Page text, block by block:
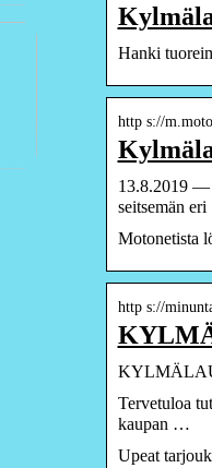
Hanki
http s://
13.8.2019 —
seitsemän
Motonetista
http s://
Tervetuloa
kaupan …
Upeat